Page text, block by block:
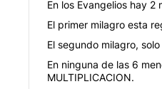
En los Evangelios hay 2
El primer milagro esta
El segundo milagro,
En ninguna de las 6
MULTIPLICACION.